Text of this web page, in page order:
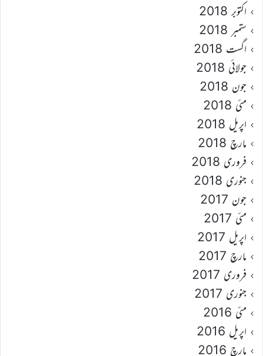
اکتوبر 2018
ستمبر 2018
اگست 2018
جولائی 2018
جون 2018
مئی 2018
اپریل 2018
مارچ 2018
فروری 2018
جنوری 2018
جون 2017
مئی 2017
اپریل 2017
مارچ 2017
فروری 2017
جنوری 2017
مئی 2016
اپریل 2016
مارچ 2016